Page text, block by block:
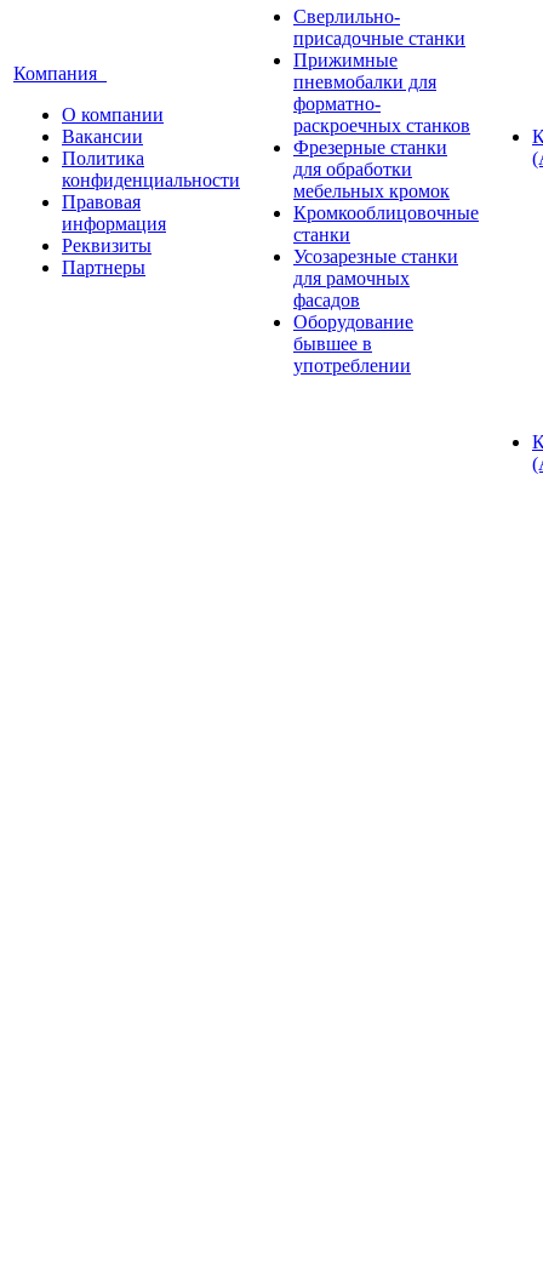
Компания
О компании
Вакансии
Политика
конфиденциальности
Правовая
информация
Реквизиты
Партнеры
Сверлильно-
присадочные станки
Прижимные
пневмобалки для
форматно-
раскроечных станков
Фрезерные станки
для обработки
мебельных кромок
Кромкооблицовочные
станки
Усозарезные станки
для рамочных
фасадов
Оборудование
бывшее в
употреблении